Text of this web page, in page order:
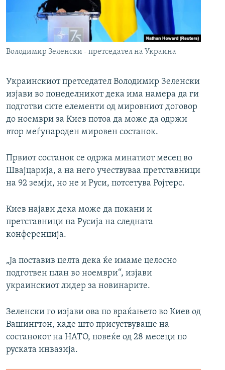
РСЕ веб страници
Володимир Зеленски - претседател на Украина
Украинскиот претседател Володимир Зеленски
изјави во понеделникот дека има намера да ги
подготви сите елементи од мировниот договор
до ноември за Киев потоа да може да одржи
втор меѓународен мировен состанок.
Првиот состанок се одржа минатиот месец во
Швајцарија, а на него учествуваа претставници
на 92 земји, но не и Руси, потсетува Ројтерс.
Киев најави дека може да покани и
претставници на Русија на следната
конференција.
„Ја поставив целта дека ќе имаме целосно
подготвен план во ноември“, изјави
украинскиот лидер за новинарите.
Зеленски го изјави ова по враќањето во Киев од
Вашингтон, каде што присуствуваше на
состанокот на НАТО, повеќе од 28 месеци по
руската инвазија.